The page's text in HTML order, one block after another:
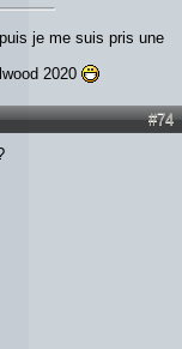
je me suis pris une
2020
#74